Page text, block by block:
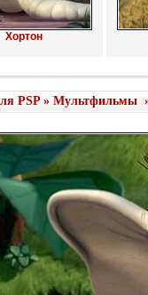
Хортон
PSP» Мультфильмы